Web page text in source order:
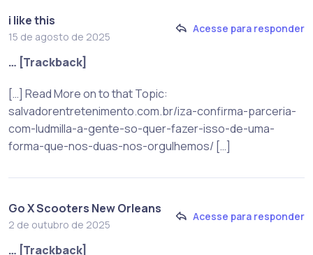
i like this
15 de agosto de 2025
Acesse para responder
… [Trackback]
[…] Read More on to that Topic:
salvadorentretenimento.com.br/iza-confirma-parceria-
com-ludmilla-a-gente-so-quer-fazer-isso-de-uma-
forma-que-nos-duas-nos-orgulhemos/ […]
Go X Scooters New Orleans
2 de outubro de 2025
Acesse para responder
… [Trackback]